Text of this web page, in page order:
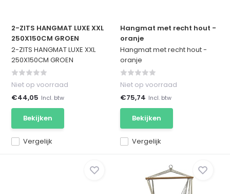
2-ZITS HANGMAT LUXE XXL
250X150CM GROEN
2-ZITS HANGMAT LUXE XXL
250X150CM GROEN
Vergelijk
Niet op voorraad
€44,05 Incl. btw
Bekijken
Hangmat met recht hout -
oranje
Hangmat met recht hout -
oranje
Vergelijk
Niet op voorraad
€75,74 Incl. btw
Bekijken